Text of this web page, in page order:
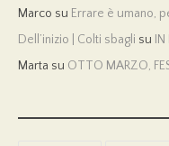
Marco su Errare è umano,
Dell’inizio | Colti sbagli su
Marta su OTTO MARZO,